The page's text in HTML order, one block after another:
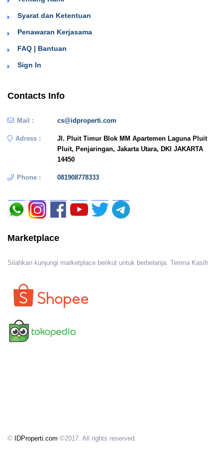
Syarat dan Ketentuan
Penawaran Kerjasama
FAQ | Bantuan
Sign In
Contacts Info
Mail : cs@idproperti.com
Adress :
Jl. Pluit Timur Blok MM Apartemen Laguna Pluit
Pluit, Penjaringan, Jakarta Utara, DKI JAKARTA
14450
Phone : 081908778333
Marketplace
Silahkan kunjungi marketplace berikut untuk berbelanja. Terima Kasih
© IDProperti.com ©2017. All rights reserved.